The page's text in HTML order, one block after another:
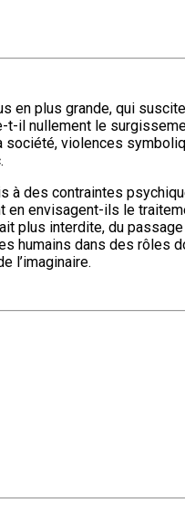
en plus grande, qui
il nullement le
violences
des contraintes
envisagent-ils le
plus interdite, du
humains dans des
l’imaginaire.